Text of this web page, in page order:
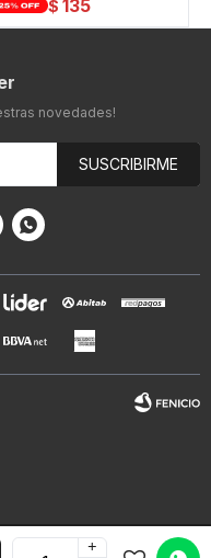
+
$ 135
novedades!
SUSCRIBIRME

Fenicio